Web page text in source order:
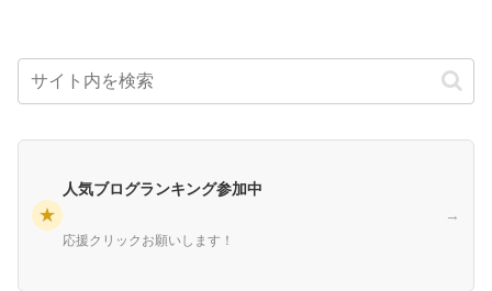
★
人気ブログランキング参加中
応援クリックお願いします！
→